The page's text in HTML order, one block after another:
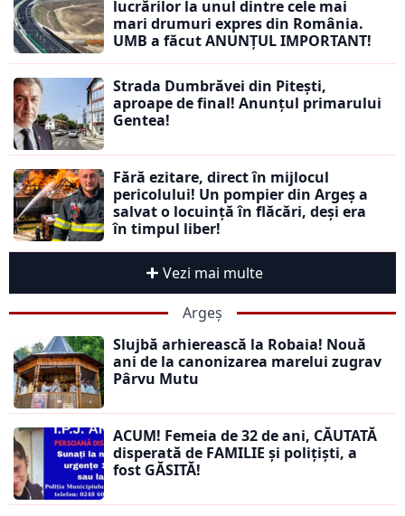
lucrărilor la unul dintre cele mai
mari drumuri expres din România.
UMB a făcut ANUNȚUL IMPORTANT!
Strada Dumbrăvei din Pitești,
aproape de final! Anunțul primarului
Gentea!
Fără ezitare, direct în mijlocul
pericolului! Un pompier din Argeș a
salvat o locuință în flăcări, deși era
în timpul liber!
Vezi mai multe
Argeș
Slujbă arhierească la Robaia! Nouă
ani de la canonizarea marelui zugrav
Pârvu Mutu
ACUM! Femeia de 32 de ani, CĂUTATĂ
disperată de FAMILIE și polițiști, a
fost GĂSITĂ!